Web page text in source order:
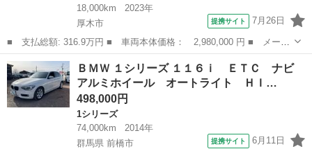
18,000km
2023年
厚木市
提携サイト 7月26日
■ 支払総額: 316.9万円 ■ 車両本体価格： 2,980,000 円 ■ メーカ
ー名： ＢＭＷ ■ 車種名： １シリーズ ■ グレード名： １１８
ｉ Ｍスポーツ 認定中古車 Ｍ スポーツ パッケージ コン
フォート...
神奈川 厚木市
ＢＭＷ １シリーズ １１６ｉ ＥＴＣ ナビ
アルミホイール オートライト ＨＩ…
498,000円
1シリーズ
74,000km
2014年
群馬県 前橋市
提携サイト 6月11日